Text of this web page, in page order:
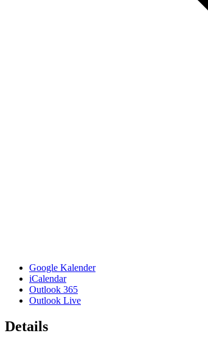
Google Kalender
iCalendar
Outlook 365
Outlook Live
Details